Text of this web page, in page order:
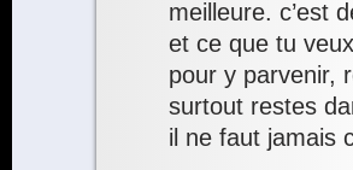
meilleure. c’est
et ce que tu
pour y parvenir,
surtout restes
il ne faut jamais